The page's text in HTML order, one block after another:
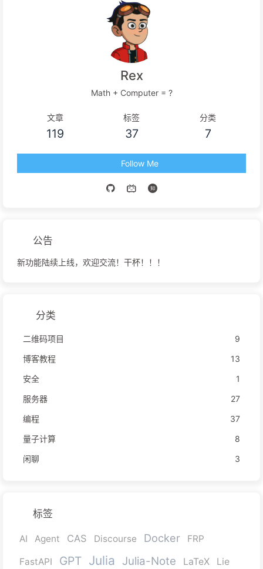
Rex
Math + Computer = ?
文章
119
标签
37
分类
7
Follow Me
公告
新功能陆续上线，欢迎交流！干杯！！！
分类
二维码项目
9
博客教程
13
安全
1
服务器
27
编程
37
量子计算
8
闲聊
3
标签
AI Agent CAS Discourse Docker FRP
FastAPI GPT Julia Julia-Note LaTeX Lie